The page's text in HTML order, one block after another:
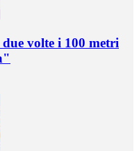
volte i 100 metri